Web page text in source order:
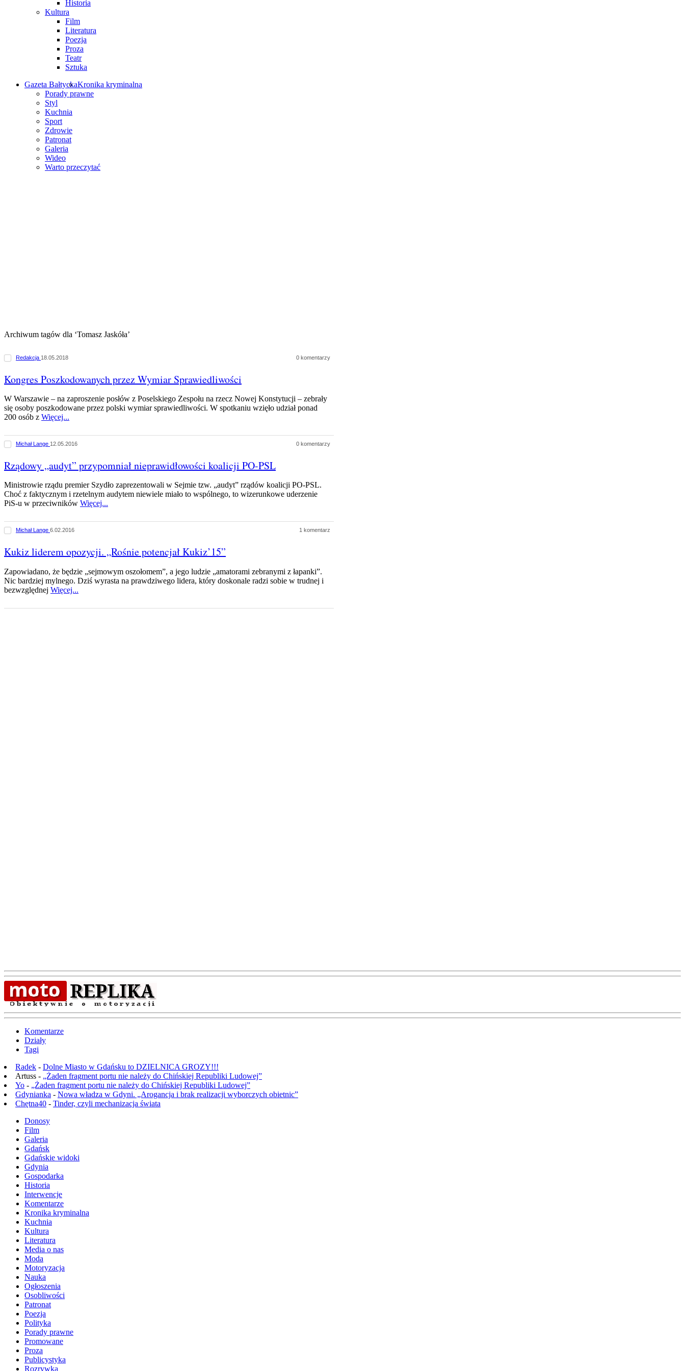
Historia
Kultura
Film
Literatura
Poezja
Proza
Teatr
Sztuka
Gazeta BałtyckaKronika kryminalna
Porady prawne
Styl
Kuchnia
Sport
Zdrowie
Patronat
Galeria
Wideo
Warto przeczytać
Archiwum tagów dla ‘Tomasz Jaskóła’
Redakcja 18.05.2018 0 komentarzy
Kongres Poszkodowanych przez Wymiar Sprawiedliwości
W Warszawie – na zaproszenie posłów z Poselskiego Zespołu na rzecz Nowej Konstytucji – zebrały
się osoby poszkodowane przez polski wymiar sprawiedliwości. W spotkaniu wzięło udział ponad
200 osób z Więcej...
Michał Lange 12.05.2016 0 komentarzy
Rządowy „audyt” przypomniał nieprawidłowości koalicji PO-PSL
Ministrowie rządu premier Szydło zaprezentowali w Sejmie tzw. „audyt” rządów koalicji PO-PSL.
Choć z faktycznym i rzetelnym audytem niewiele miało to wspólnego, to wizerunkowe uderzenie
PiS-u w przeciwników Więcej...
Michał Lange 6.02.2016 1 komentarz
Kukiz liderem opozycji. „Rośnie potencjał Kukiz’15”
Zapowiadano, że będzie „sejmowym oszołomem”, a jego ludzie „amatorami zebranymi z łapanki”.
Nic bardziej mylnego. Dziś wyrasta na prawdziwego lidera, który doskonale radzi sobie w trudnej i
bezwzględnej Więcej...
Komentarze
Działy
Tagi
Radek - Dolne Miasto w Gdańsku to DZIELNICA GROZY!!!
Artuss - „Żaden fragment portu nie należy do Chińskiej Republiki Ludowej”
Yo - „Żaden fragment portu nie należy do Chińskiej Republiki Ludowej”
Gdynianka - Nowa władza w Gdyni. „Arogancja i brak realizacji wyborczych obietnic”
Chętna40 - Tinder, czyli mechanizacja świata
Donosy
Film
Galeria
Gdańsk
Gdańskie widoki
Gdynia
Gospodarka
Historia
Interwencje
Komentarze
Kronika kryminalna
Kuchnia
Kultura
Literatura
Media o nas
Moda
Motoryzacja
Nauka
Ogłoszenia
Osobliwości
Patronat
Poezja
Polityka
Porady prawne
Promowane
Proza
Publicystyka
Rozrywka